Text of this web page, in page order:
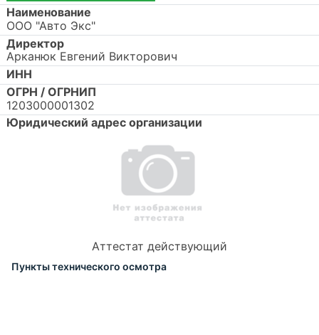
Наименование
ООО "Авто Экс"
Директор
Арканюк Евгений Викторович
ИНН
ОГРН / ОГРНИП
1203000001302
Юридический адрес организации
Аттестат действующий
Пункты технического осмотра